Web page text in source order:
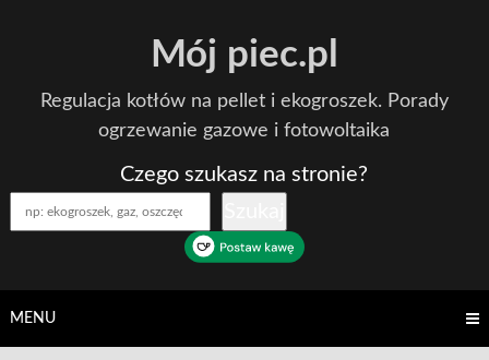
Mój piec.pl
Regulacja kotłów na pellet i ekogroszek. Porady
ogrzewanie gazowe i fotowoltaika
Czego szukasz na stronie?
MENU